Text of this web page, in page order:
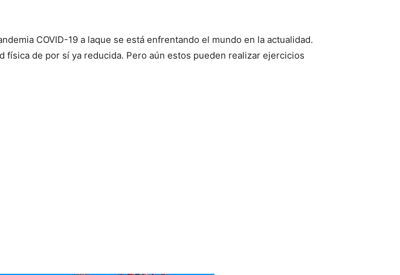
COVID-19 a laque se está enfrentando el mundo en la actualidad.
de por sí ya reducida. Pero aún estos pueden realizar ejercicios